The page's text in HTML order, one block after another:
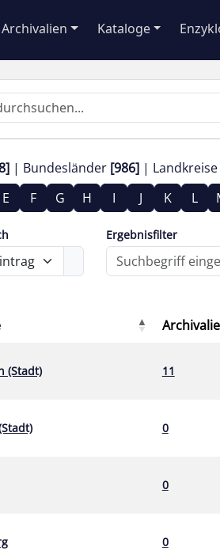
Archivalien Kataloge
Bundesländer [986] Landkreise
E F G H I J K L
Ergebnisfilter
(Stadt) 11
0
0
0